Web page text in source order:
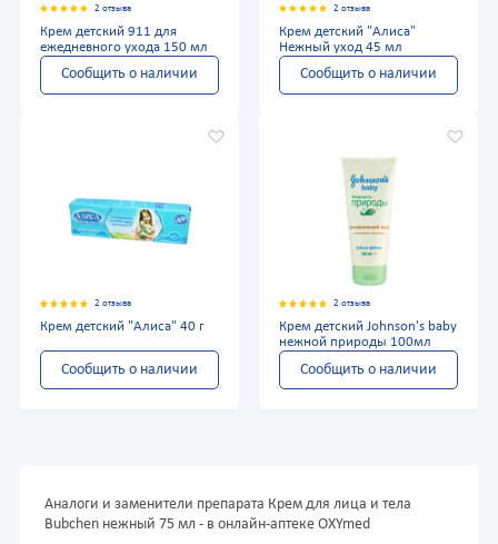
2 отзыва
Крем детский 911 для
ежедневного ухода 150 мл
Сообщить о наличии
2 отзыва
Крем детский "Алиса"
Нежный уход 45 мл
Сообщить о наличии
2 отзыва
Крем детский "Алиса" 40 г
Сообщить о наличии
2 отзыва
Крем детский Johnson's baby
нежной природы 100мл
Сообщить о наличии
Аналоги и заменители препарата Крем для лица и тела
Bubchen нежный 75 мл - в онлайн-аптеке OXYmed